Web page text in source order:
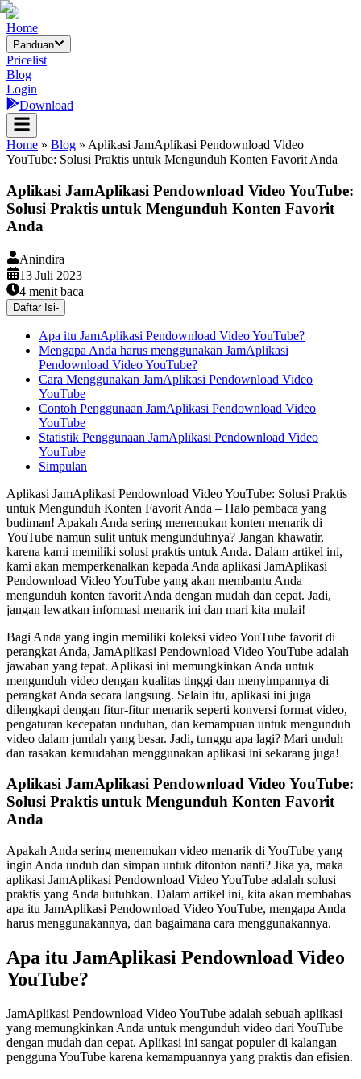
Home
Panduan
Pricelist
Blog
Login
Download
Home » Blog » Aplikasi JamAplikasi Pendownload Video
YouTube: Solusi Praktis untuk Mengunduh Konten Favorit Anda
Aplikasi JamAplikasi Pendownload Video YouTube:
Solusi Praktis untuk Mengunduh Konten Favorit
Anda
Anindira
13 Juli 2023
4 menit baca
Daftar Isi-
Apa itu JamAplikasi Pendownload Video YouTube?
Mengapa Anda harus menggunakan JamAplikasi
Pendownload Video YouTube?
Cara Menggunakan JamAplikasi Pendownload Video
YouTube
Contoh Penggunaan JamAplikasi Pendownload Video
YouTube
Statistik Penggunaan JamAplikasi Pendownload Video
YouTube
Simpulan
Aplikasi JamAplikasi Pendownload Video YouTube: Solusi Praktis
untuk Mengunduh Konten Favorit Anda – Halo pembaca yang
budiman! Apakah Anda sering menemukan konten menarik di
YouTube namun sulit untuk mengunduhnya? Jangan khawatir,
karena kami memiliki solusi praktis untuk Anda. Dalam artikel ini,
kami akan memperkenalkan kepada Anda aplikasi JamAplikasi
Pendownload Video YouTube yang akan membantu Anda
mengunduh konten favorit Anda dengan mudah dan cepat. Jadi,
jangan lewatkan informasi menarik ini dan mari kita mulai!
Bagi Anda yang ingin memiliki koleksi video YouTube favorit di
perangkat Anda, JamAplikasi Pendownload Video YouTube adalah
jawaban yang tepat. Aplikasi ini memungkinkan Anda untuk
mengunduh video dengan kualitas tinggi dan menyimpannya di
perangkat Anda secara langsung. Selain itu, aplikasi ini juga
dilengkapi dengan fitur-fitur menarik seperti konversi format video,
pengaturan kecepatan unduhan, dan kemampuan untuk mengunduh
video dalam jumlah yang besar. Jadi, tunggu apa lagi? Mari unduh
dan rasakan kemudahan menggunakan aplikasi ini sekarang juga!
Aplikasi JamAplikasi Pendownload Video YouTube:
Solusi Praktis untuk Mengunduh Konten Favorit
Anda
Apakah Anda sering menemukan video menarik di YouTube yang
ingin Anda unduh dan simpan untuk ditonton nanti? Jika ya, maka
aplikasi JamAplikasi Pendownload Video YouTube adalah solusi
praktis yang Anda butuhkan. Dalam artikel ini, kita akan membahas
apa itu JamAplikasi Pendownload Video YouTube, mengapa Anda
harus menggunakannya, dan bagaimana cara menggunakannya.
Apa itu JamAplikasi Pendownload Video
YouTube?
JamAplikasi Pendownload Video YouTube adalah sebuah aplikasi
yang memungkinkan Anda untuk mengunduh video dari YouTube
dengan mudah dan cepat. Aplikasi ini sangat populer di kalangan
pengguna YouTube karena kemampuannya yang praktis dan efisien.